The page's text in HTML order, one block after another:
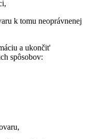
k tomu neoprávnenej
a ukončit'
spôsobov: